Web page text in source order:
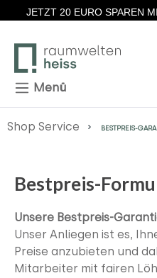
Zum Hauptinhalt springen
JETZT 20 EURO SPAREN
Menü
Shop Service BESTPREIS-
Bestpreis-
Unsere Bestpreis-
Unser Anliegen ist es,
Preise anzubieten und
Mitarbeiter mit fairen